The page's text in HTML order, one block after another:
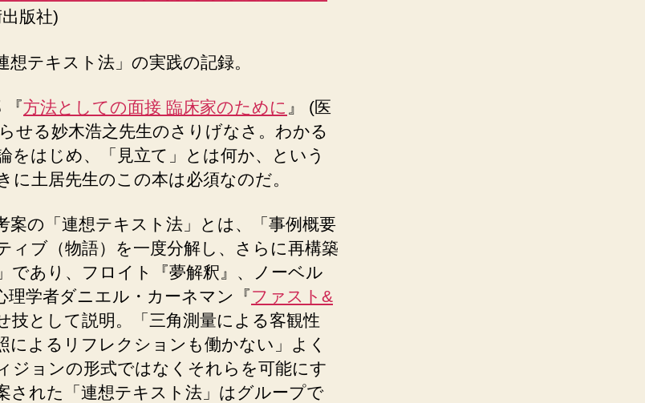
版社)
想テキスト法」の実践の記録。
『方法としての面接 臨床家のために 』 (医
せる妙木浩之先生のさりげなさ。わかる
をはじめ、「見立て」とは何か、という
に土居先生のこの本は必須なのだ。
案の「連想テキスト法」とは、「事例概要
ィブ（物語）を一度分解し、さらに再構築
であり、フロイト『夢解釈』、ノーベル
理学者ダニエル・カーネマン『ファスト&
技として説明。「三角測量による客観性
によるリフレクションも働かない」よく
ジョンの形式ではなくそれらを可能にす
された「連想テキスト法」はグループで